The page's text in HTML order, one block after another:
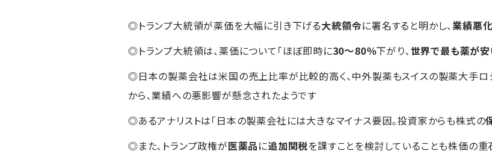
◎トランプ大統領が薬価を大幅に引き下げる大統領令に署名すると明かし、業績悪
◎トランプ大統領は、薬価について「ほぼ即時に30～80％下がり、世界で最も薬が
◎日本の製薬会社は米国の売上比率が比較的高く、中外製薬もスイスの製薬大手ロ
から、業績への悪影響が懸念されたようです
◎あるアナリストは「日本の製薬会社には大きなマイナス要因。投資家からも株式の
◎また、トランプ政権が医薬品に追加関税を課すことを検討していることも株価の重